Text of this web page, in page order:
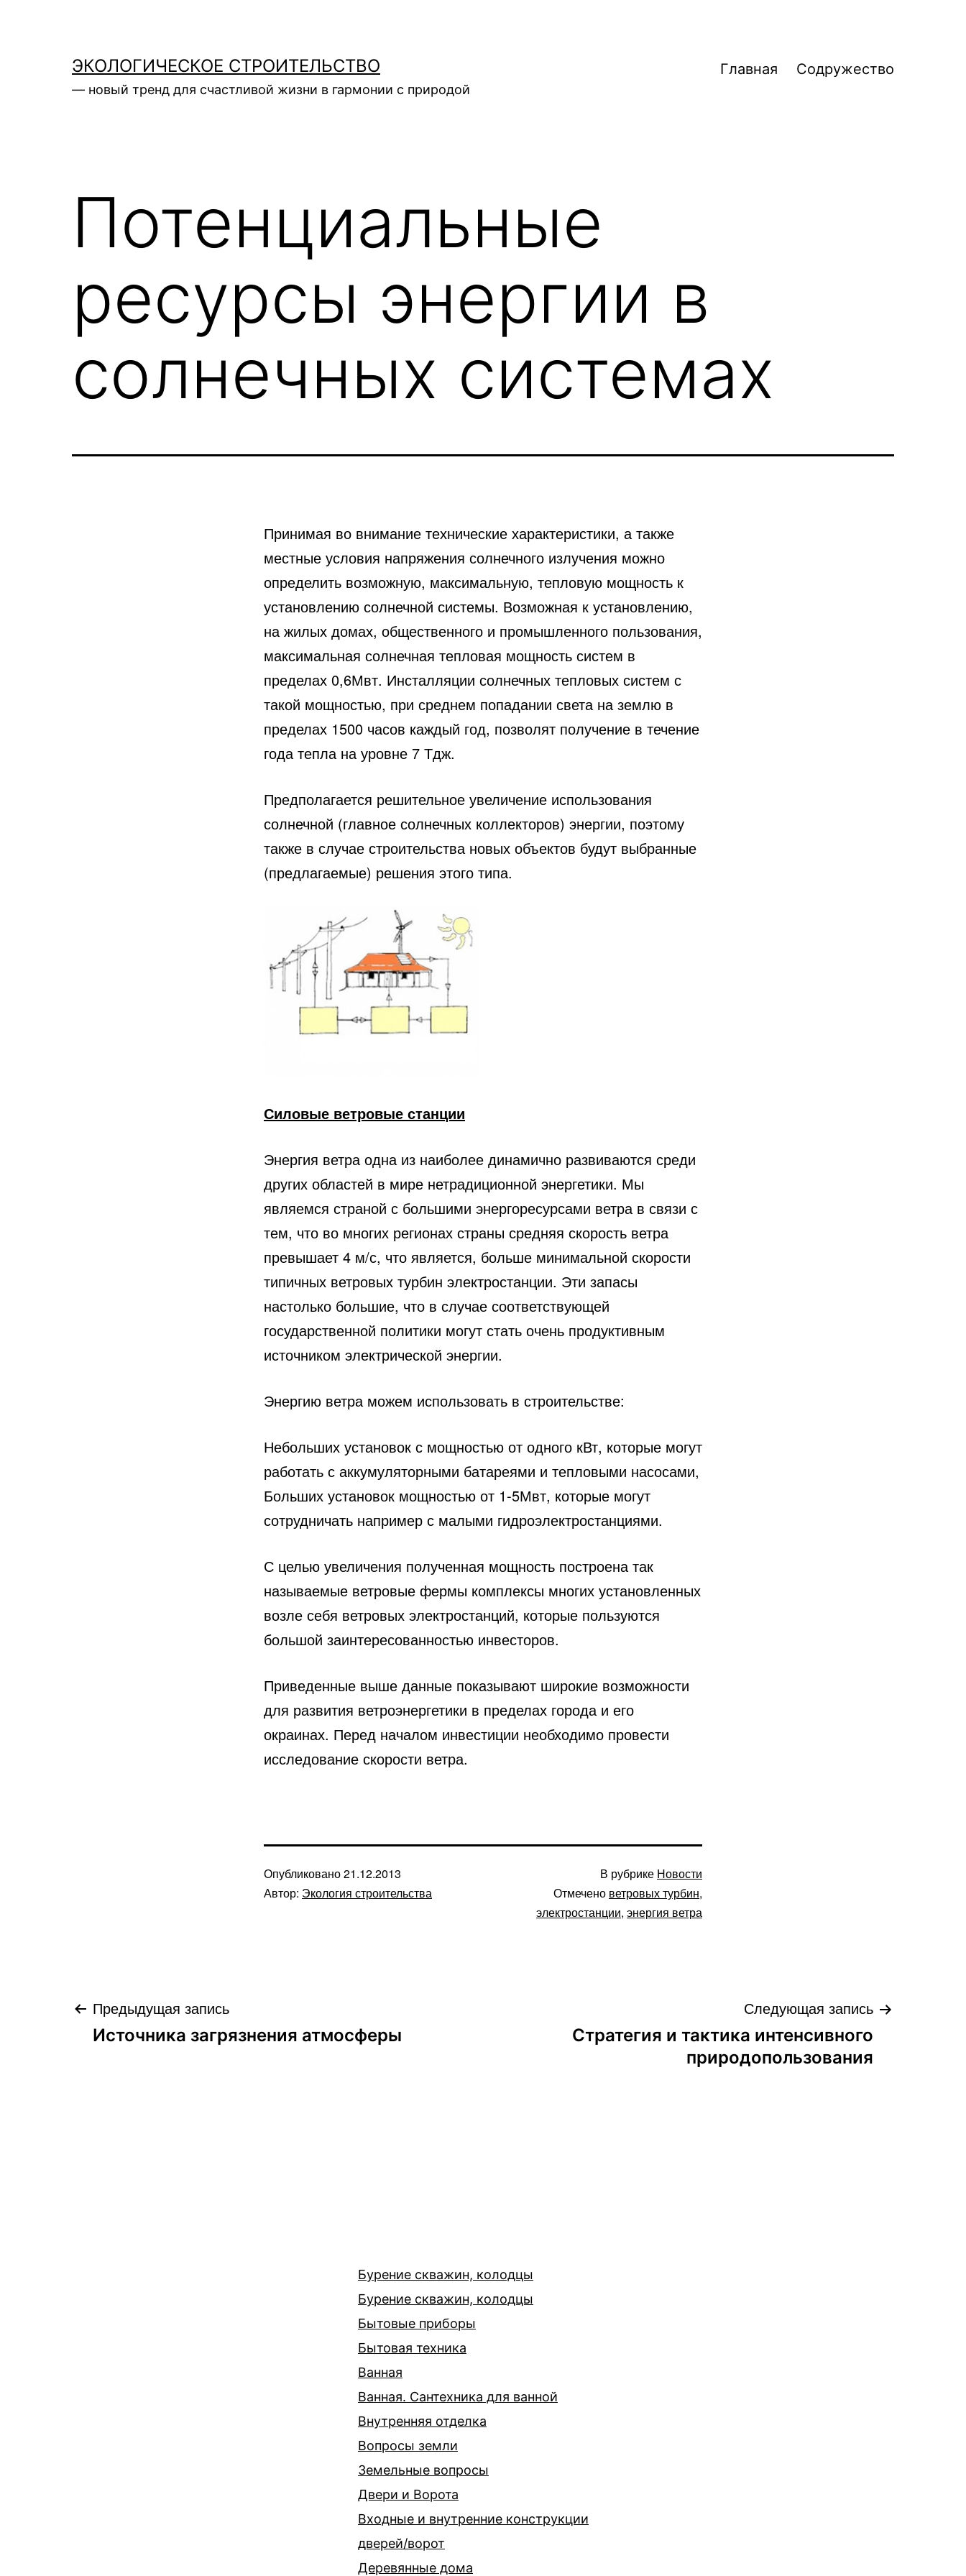
содержимомуЭКОЛОГИЧЕСКОЕ СТРОИТЕЛЬСТВО
— новый тренд для счастливой жизни в гармонии с природой
Главная Содружество
Потенциальные
ресурсы энергии в
солнечных системах
Принимая во внимание технические характеристики, а также
местные условия напряжения солнечного излучения можно
определить возможную, максимальную, тепловую мощность к
установлению солнечной системы. Возможная к установлению,
на жилых домах, общественного и промышленного пользования,
максимальная солнечная тепловая мощность систем в
пределах 0,6Мвт. Инсталляции солнечных тепловых систем с
такой мощностью, при среднем попадании света на землю в
пределах 1500 часов каждый год, позволят получение в течение
года тепла на уровне 7 Тдж.
Предполагается решительное увеличение использования
солнечной (главное солнечных коллекторов) энергии, поэтому
также в случае строительства новых объектов будут выбранные
(предлагаемые) решения этого типа.
Силовые ветровые станции
Энергия ветра одна из наиболее динамично развиваются среди
других областей в мире нетрадиционной энергетики. Мы
являемся страной с большими энергоресурсами ветра в связи с
тем, что во многих регионах страны средняя скорость ветра
превышает 4 м/с, что является, больше минимальной скорости
типичных ветровых турбин электростанции. Эти запасы
настолько большие, что в случае соответствующей
государственной политики могут стать очень продуктивным
источником электрической энергии.
Энергию ветра можем использовать в строительстве:
Небольших установок с мощностью от одного кВт, которые могут
работать с аккумуляторными батареями и тепловыми насосами,
Больших установок мощностью от 1-5Мвт, которые могут
сотрудничать например с малыми гидроэлектростанциями.
С целью увеличения полученная мощность построена так
называемые ветровые фермы комплексы многих установленных
возле себя ветровых электростанций, которые пользуются
большой заинтересованностью инвесторов.
Приведенные выше данные показывают широкие возможности
для развития ветроэнергетики в пределах города и его
окраинах. Перед началом инвестиции необходимо провести
исследование скорости ветра.
Опубликовано21.12.2013
Автор: Экология строительства
В рубрике Новости
Отмечено ветровых турбин,
электростанции, энергия ветра
Навигация
Предыдущая запись
Источника загрязнения атмосферы
Следующая запись
Стратегия и тактика интенсивного
природопользования
Бурение скважин, колодцы
Бурение скважин, колодцы
Бытовые приборы
Бытовая техника
Ванная
Ванная. Сантехника для ванной
Внутренняя отделка
Вопросы земли
Земельные вопросы
Двери и Ворота
Входные и внутренние конструкции
дверей/ворот
Деревянные дома